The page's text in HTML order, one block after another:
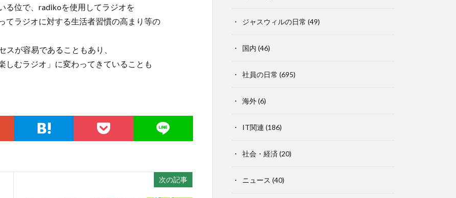
る位で、radikoを使用してラジオを
てラジオに対する生活者習慣の高まり等の
スが容易であることもあり、
しむラジオ」に変わってきていることも
次の記事
ジャスウィルの日常 (49)
国内 (46)
社員の日常 (695)
海外(6)
IT関連 (186)
社会・経済(20)
ニュース (40)